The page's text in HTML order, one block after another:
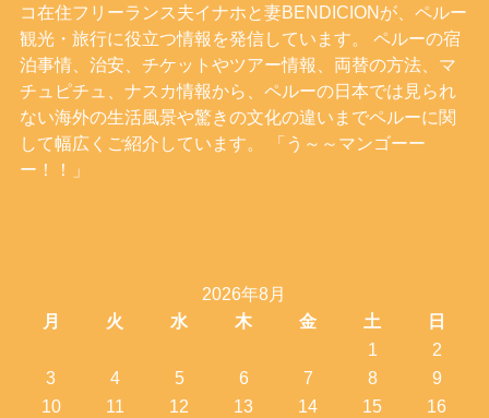
コ在住フリーランス夫イナホと妻BENDICIONが、ペルー
観光・旅行に役立つ情報を発信しています。 ペルーの宿
泊事情、治安、チケットやツアー情報、両替の方法、マ
チュピチュ、ナスカ情報から、ペルーの日本では見られ
ない海外の生活風景や驚きの文化の違いまでペルーに関
して幅広くご紹介しています。 「う～～マンゴーー
ー！！」
2026年8月
月
火 水 木 金 土
日
1
2
3
4 5 6 7 8
9
10
11 12 13 14 15
16